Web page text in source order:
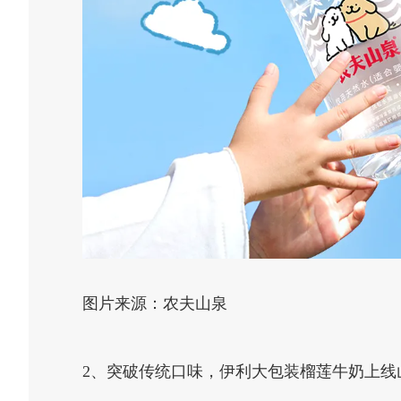
图片来源：农夫山泉
2、突破传统口味，伊利大包装榴莲牛奶上线